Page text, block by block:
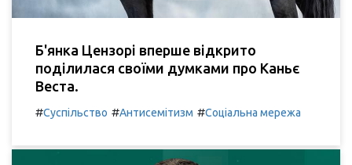
Б'янка Цензорі вперше відкрито
поділилася своїми думками про Каньє
Веста.
#Суспільство #Антисемітизм #Соціальна мережа